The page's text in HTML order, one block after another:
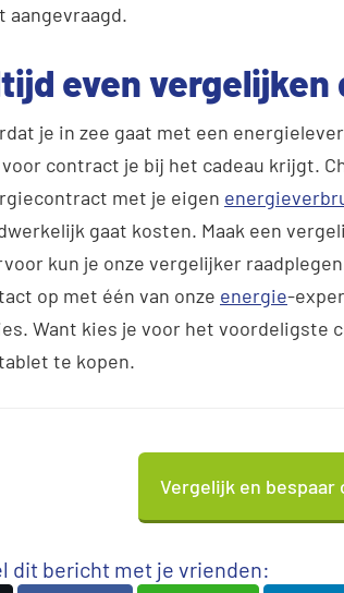
aangevraagd.
even vergelijken
je in zee gaat met een
contract je bij het cadeau krijgt.
met je eigen
gaat kosten. Maak een
kun je onze vergelijker
op met één van onze energie-
Want kies je voor het voordeligste
te kopen.
Vergelijk en
dit bericht met je vrienden: